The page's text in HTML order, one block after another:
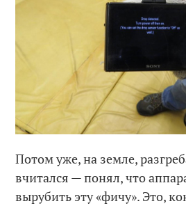
Потом уже, на земле,
вчитался — понял, что
вырубить эту «фичу». Это,